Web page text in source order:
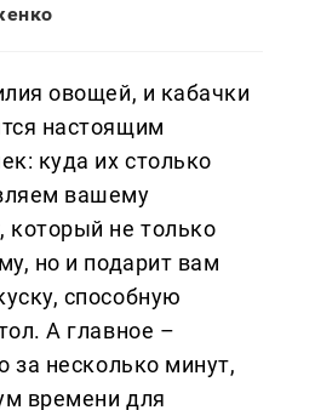
овощей, и кабачки
настоящим
куда их столько
вашему
не только
но и подарит вам
способную
А главное –
за несколько минут,
времени для